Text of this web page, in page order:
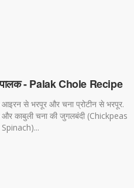
- Palak Chole Recipe
से भरपूर और चना प्रोटीन से भरपूर.
काबुली चना की जुगलबंदी (Chickpeas